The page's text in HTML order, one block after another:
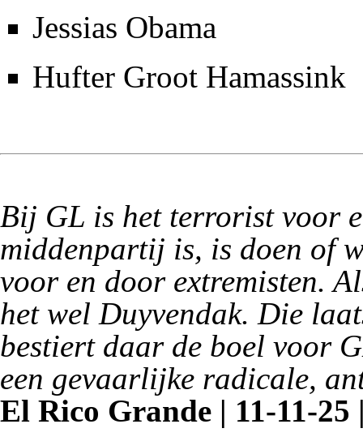
Jessias Obama
Hufter Groot Hamassink
Bij GL is het terrorist voor
middenpartij is, is doen of
voor en door extremisten.
het wel Duyvendak. Die
bestiert daar de boel voor
een gevaarlijke radicale,
El Rico Grande | 11-11-25